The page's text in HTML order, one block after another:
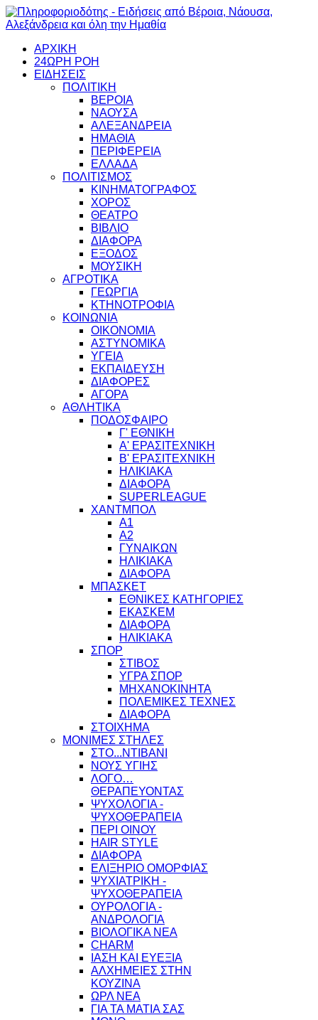
ΑΡΧΙΚΗ
24ΩΡΗ ΡΟΗ
ΕΙΔΗΣΕΙΣ
ΠΟΛΙΤΙΚΗ
ΒΕΡΟΙΑ
ΝΑΟΥΣΑ
ΑΛΕΞΑΝΔΡΕΙΑ
ΗΜΑΘΙΑ
ΠΕΡΙΦΕΡΕΙΑ
ΕΛΛΑΔΑ
ΠΟΛΙΤΙΣΜΟΣ
ΚΙΝΗΜΑΤΟΓΡΑΦΟΣ
ΧΟΡΟΣ
ΘΕΑΤΡΟ
ΒΙΒΛΙΟ
ΔΙΑΦΟΡΑ
ΕΞΟΔΟΣ
ΜΟΥΣΙΚΗ
ΑΓΡΟΤΙΚΑ
ΓΕΩΡΓΙΑ
ΚΤΗΝΟΤΡΟΦΙΑ
ΚΟΙΝΩΝΙΑ
ΟΙΚΟΝΟΜΙΑ
ΑΣΤΥΝΟΜΙΚΑ
ΥΓΕΙΑ
ΕΚΠΑΙΔΕΥΣΗ
ΔΙΑΦΟΡΕΣ
ΑΓΟΡΑ
ΑΘΛΗΤΙΚΑ
ΠΟΔΟΣΦΑΙΡΟ
Γ' ΕΘΝΙΚΗ
Α' ΕΡΑΣΙΤΕΧΝΙΚΗ
Β' ΕΡΑΣΙΤΕΧΝΙΚΗ
ΗΛΙΚΙΑΚΑ
ΔΙΑΦΟΡΑ
SUPERLEAGUE
ΧΑΝΤΜΠΟΛ
Α1
Α2
ΓΥΝΑΙΚΩΝ
ΗΛΙΚΙΑΚΑ
ΔΙΑΦΟΡΑ
ΜΠΑΣΚΕΤ
ΕΘΝΙΚΕΣ ΚΑΤΗΓΟΡΙΕΣ
ΕΚΑΣΚΕΜ
ΔΙΑΦΟΡΑ
ΗΛΙΚΙΑΚΑ
ΣΠΟΡ
ΣΤΙΒΟΣ
ΥΓΡΑ ΣΠΟΡ
ΜΗΧΑΝΟΚΙΝΗΤΑ
ΠΟΛΕΜΙΚΕΣ ΤΕΧΝΕΣ
ΔΙΑΦΟΡΑ
ΣΤΟΙΧΗΜΑ
ΜΟΝΙΜΕΣ ΣΤΗΛΕΣ
ΣΤΟ...ΝΤΙΒΑΝΙ
ΝΟΥΣ ΥΓΙΗΣ
ΛΟΓΟ…
ΘΕΡΑΠΕΥΟΝΤΑΣ
ΨΥΧΟΛΟΓΙΑ -
ΨΥΧΟΘΕΡΑΠΕΙΑ
ΠΕΡΙ ΟΙΝΟΥ
HAIR STYLE
ΔΙΑΦΟΡΑ
ΕΛΙΞΗΡΙΟ ΟΜΟΡΦΙΑΣ
ΨΥΧΙΑΤΡΙΚΗ -
ΨΥΧΟΘΕΡΑΠΕΙΑ
ΟΥΡΟΛΟΓΙΑ -
ΑΝΔΡΟΛΟΓΙΑ
ΒΙΟΛΟΓΙΚΑ ΝΕΑ
CHARM
ΙΑΣΗ ΚΑΙ ΕΥΕΞΙΑ
ΑΛΧΗΜΕΙΕΣ ΣΤΗΝ
ΚΟΥΖΙΝΑ
ΩΡΛ ΝEA
ΓΙΑ ΤΑ ΜΑΤΙΑ ΣΑΣ